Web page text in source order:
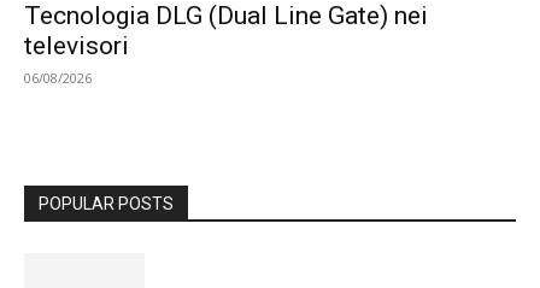
Tecnologia DLG (Dual Line Gate) nei
televisori
06/08/2026
POPULAR POSTS